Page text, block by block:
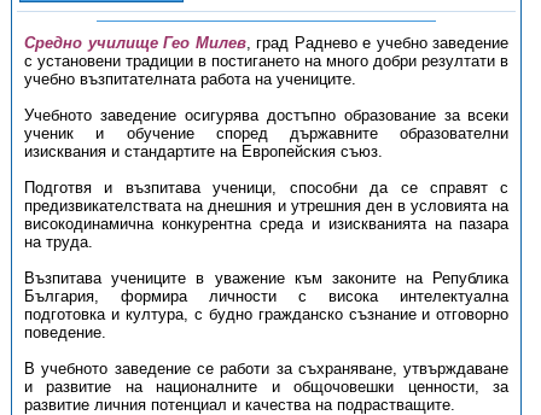
Средно училище Гео Милев, град Раднево е учебно заведение
с установени традиции в постигането на много добри резултати в
учебно възпитателната работа на учениците.
Учебното заведение осигурява достъпно образование за всеки
ученик и обучение според държавните образователни
изисквания и стандартите на Европейския съюз.
Подготвя и възпитава ученици, способни да се справят с
предизвикателствата на днешния и утрешния ден в условията на
високодинамична конкурентна среда и изискванията на пазара
на труда.
Възпитава учениците в уважение към законите на Република
България, формира личности с висока интелектуална
подготовка и култура, с будно гражданско съзнание и отговорно
поведение.
В учебното заведение се работи за съхраняване, утвърждаване
и развитие на националните и общочовешки ценности, за
развитие личния потенциал и качества на подрастващите.